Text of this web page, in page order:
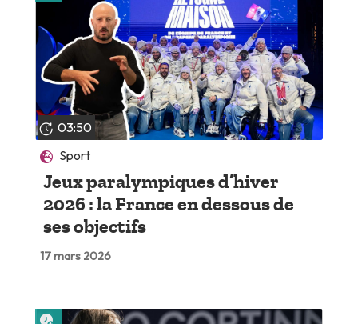
03:50
Sport
Jeux paralympiques d’hiver
2026 : la France en dessous de
ses objectifs
17 mars 2026
Lire plus tard